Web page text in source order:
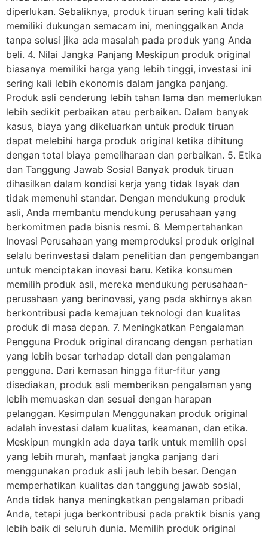
diperlukan. Sebaliknya, produk tiruan sering kali tidak
memiliki dukungan semacam ini, meninggalkan Anda
tanpa solusi jika ada masalah pada produk yang Anda
beli. 4. Nilai Jangka Panjang Meskipun produk original
biasanya memiliki harga yang lebih tinggi, investasi ini
sering kali lebih ekonomis dalam jangka panjang.
Produk asli cenderung lebih tahan lama dan memerlukan
lebih sedikit perbaikan atau perbaikan. Dalam banyak
kasus, biaya yang dikeluarkan untuk produk tiruan
dapat melebihi harga produk original ketika dihitung
dengan total biaya pemeliharaan dan perbaikan. 5. Etika
dan Tanggung Jawab Sosial Banyak produk tiruan
dihasilkan dalam kondisi kerja yang tidak layak dan
tidak memenuhi standar. Dengan mendukung produk
asli, Anda membantu mendukung perusahaan yang
berkomitmen pada bisnis resmi. 6. Mempertahankan
Inovasi Perusahaan yang memproduksi produk original
selalu berinvestasi dalam penelitian dan pengembangan
untuk menciptakan inovasi baru. Ketika konsumen
memilih produk asli, mereka mendukung perusahaan-
perusahaan yang berinovasi, yang pada akhirnya akan
berkontribusi pada kemajuan teknologi dan kualitas
produk di masa depan. 7. Meningkatkan Pengalaman
Pengguna Produk original dirancang dengan perhatian
yang lebih besar terhadap detail dan pengalaman
pengguna. Dari kemasan hingga fitur-fitur yang
disediakan, produk asli memberikan pengalaman yang
lebih memuaskan dan sesuai dengan harapan
pelanggan. Kesimpulan Menggunakan produk original
adalah investasi dalam kualitas, keamanan, dan etika.
Meskipun mungkin ada daya tarik untuk memilih opsi
yang lebih murah, manfaat jangka panjang dari
menggunakan produk asli jauh lebih besar. Dengan
memperhatikan kualitas dan tanggung jawab sosial,
Anda tidak hanya meningkatkan pengalaman pribadi
Anda, tetapi juga berkontribusi pada praktik bisnis yang
lebih baik di seluruh dunia. Memilih produk original